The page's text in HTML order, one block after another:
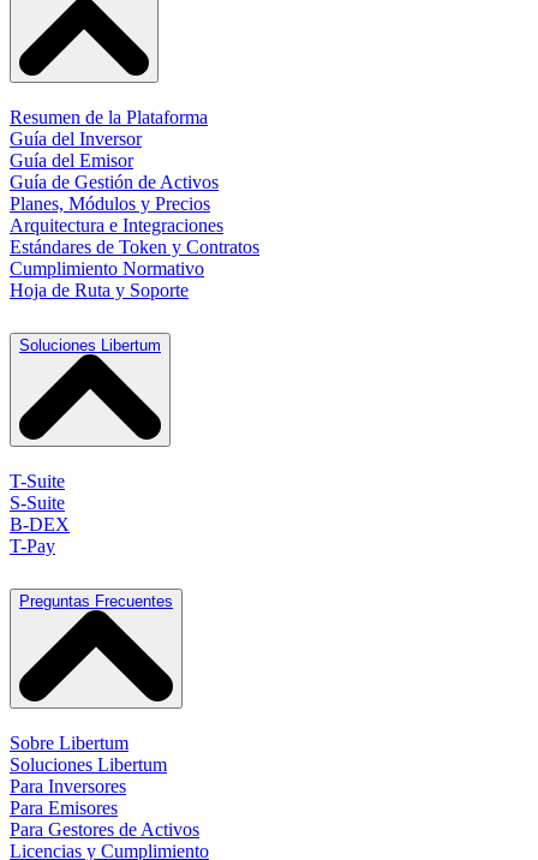
Resumen de la Plataforma
Guía del Inversor
Guía del Emisor
Guía de Gestión de Activos
Planes, Módulos y Precios
Arquitectura e Integraciones
Estándares de Token y Contratos
Cumplimiento Normativo
Hoja de Ruta y Soporte
Soluciones Libertum
T-Suite
S-Suite
B-DEX
T-Pay
Preguntas Frecuentes
Sobre Libertum
Soluciones Libertum
Para Inversores
Para Emisores
Para Gestores de Activos
Licencias y Cumplimiento